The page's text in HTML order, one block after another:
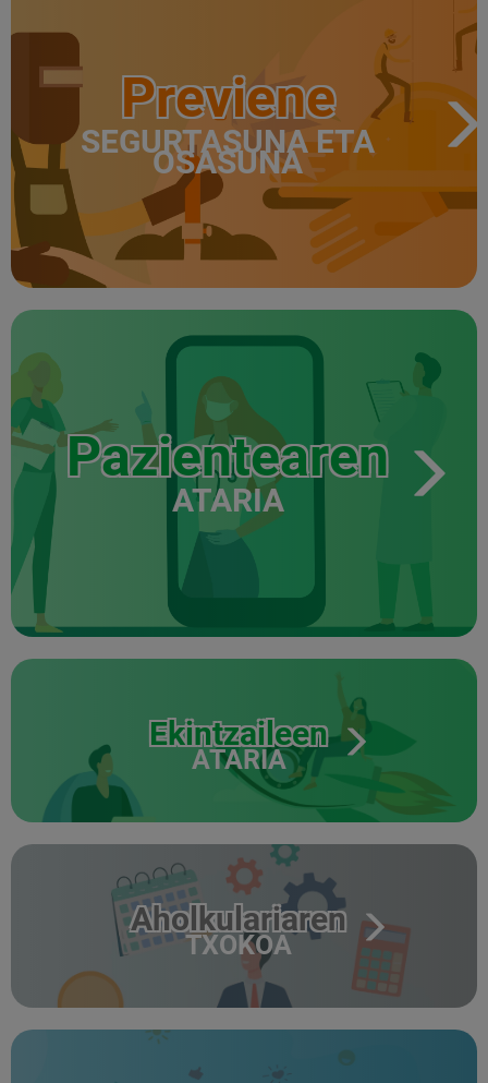
Previene
SEGURTASUNA ETA
OSASUNA
Pazientearen
ATARIA
Ekintzaileen
ATARIA
Aholkulariaren
TXOKOA